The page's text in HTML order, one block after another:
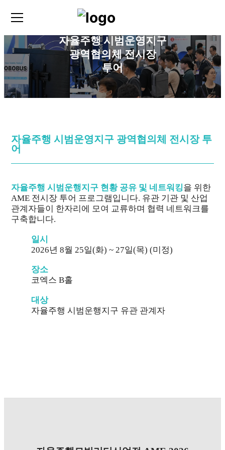
Home> PROGRAM
자율주행 시범운영지구
광역협의체 전시장
투어
자율주행 시범운영지구 광역협의체 전시장 투
어
자율주행 시범운행지구 현황 공유 및 네트워킹을 위한
AME 전시장 투어 프로그램입니다. 유관 기관 및 산업
관계자들이 한자리에 모여 교류하며 협력 네트워크를
구축합니다.
일시
2026년 8월 25일(화) ~ 27일(목) (미정)
장소
코엑스 B홀
대상
자율주행 시범운행지구 유관 관계자